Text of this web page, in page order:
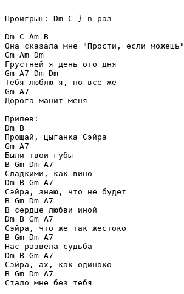
Проигрыш: Dm C } n раз
Dm C Am B
Она сказала мне "Прости, если можешь"
Gm Am Dm
Грустней я день ото дня
Gm A7 Dm Dm
Тебя люблю я, но все же
Gm A7
Дорога манит меня
Припев:
Dm B
Прощай, цыганка Сэйра
Gm A7
Были твои губы
B Gm Dm A7
Сладкими, как вино
Dm B Gm A7
Сэйра, знаю, что не будет
B Gm Dm A7
В сердце любви иной
Dm B Gm A7
Сэйра, что же так жестоко
B Gm Dm A7
Нас развела судьба
Dm B Gm A7
Сэйра, ах, как одиноко
B Gm Dm A7
Стало мне без тебя